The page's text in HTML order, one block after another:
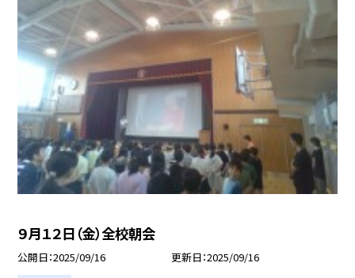
９月１２日（金）全校朝会
公開日 2025/09/16 更新日 2025/09/16